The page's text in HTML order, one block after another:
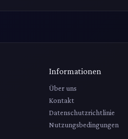
Informationen
Über uns
Kontakt
Datenschutzrichtlinie
Nutzungsbedingungen